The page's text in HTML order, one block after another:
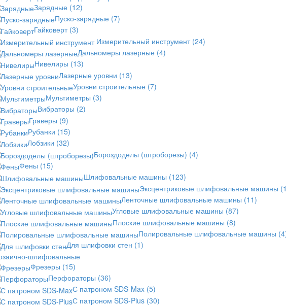
Зарядные (12)
Пуско-зарядные (7)
Гайковерт (3)
Измерительный инструмент (24)
Дальномеры лазерные (4)
Нивелиры (13)
Лазерные уровни (13)
Уровни строительные (7)
Мультиметры (3)
Вибраторы (2)
Граверы (9)
Рубанки (15)
Лобзики (32)
Бороздоделы (штроборезы) (4)
Фены (15)
Шлифовальные машины (123)
Эксцентриковые шлифовальные машины
Ленточные шлифовальные машины (11)
Угловые шлифовальные машины (87)
Плоские шлифовальные машины (8)
Полировальные шлифовальные машины
Для шлифовки стен (1)
шлифовальные
Фрезеры (15)
Перфораторы (36)
С патроном SDS-Max (5)
С патроном SDS-Plus (30)